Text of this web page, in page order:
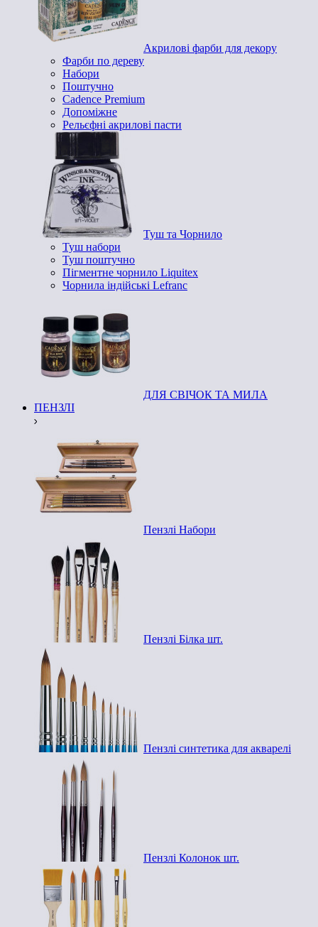
Акрилові фарби для декору
Фарби по дереву
Набори
Поштучно
Cadence Premium
Допоміжне
Рельєфні акрилові пасти
Туш та Чорнило
Туш набори
Туш поштучно
Пігментне чорнило Liquitex
Чорнила індійські Lefranc
ДЛЯ СВІЧОК ТА МИЛА
ПЕНЗЛІ
Пензлі Набори
Пензлі Білка шт.
Пензлі синтетика для акварелі
Пензлі Колонок шт.